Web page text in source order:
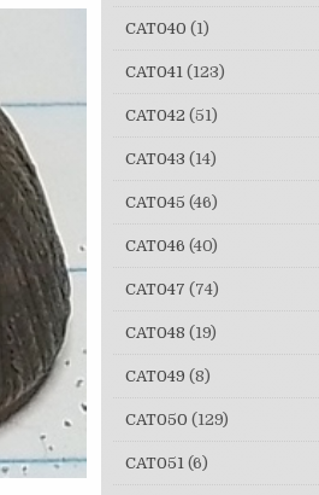
CAT040 (1)
CAT041 (123)
CAT042 (51)
CAT043 (14)
CAT045 (46)
CAT046 (40)
CAT047 (74)
CAT048 (19)
CAT049 (8)
CAT050 (129)
CAT051 (6)